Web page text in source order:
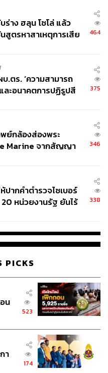
AUTHOR
ม
ร่าง ฮลุน โซโล่ แล้ว
สูตรหาสาเหตุการเสีย
464
.ตร. ‘ความสามารถ
ละอนาคตการปฏิรูปสี
375
ย์กล้องส่องพระ
Marine จากสัญญา
ะบุแบรนด์
346
ห้ปากคำตำรวจไซเบอร์
หน่วยงานรัฐ ยันไร้
338
PICKS
น
523
า
174